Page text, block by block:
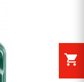
shopping_cart